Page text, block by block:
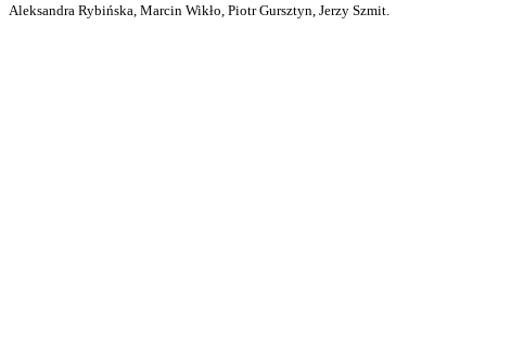
Aleksandra Rybińska, Marcin Wikło, Piotr Gursztyn, Jerzy Szmit.